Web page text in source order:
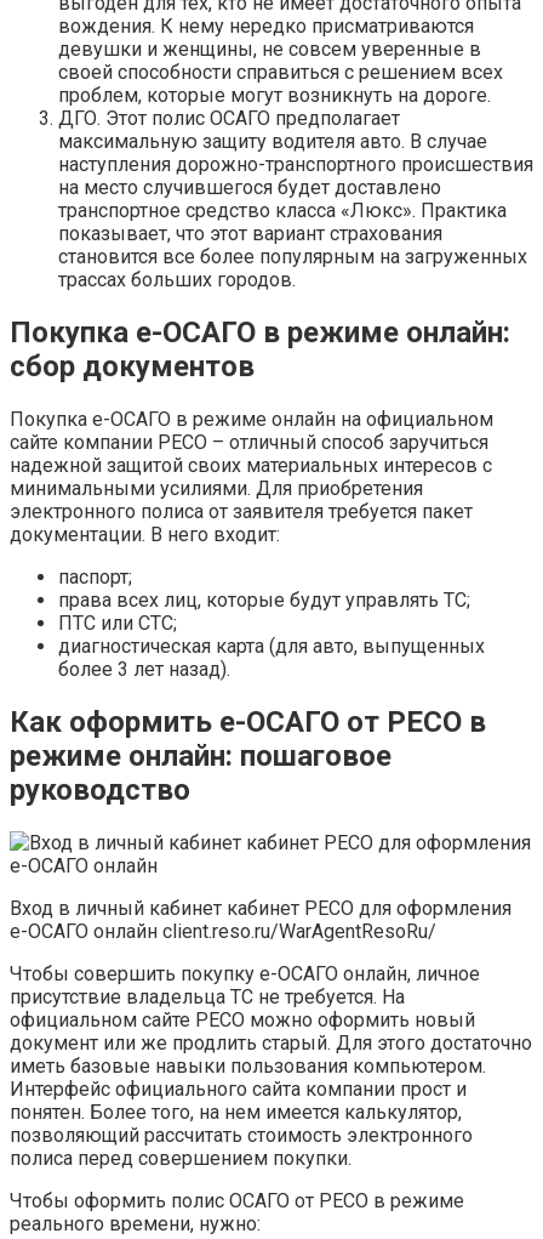
вождения. К нему нередко присматриваются
девушки и женщины, не совсем уверенные в
своей способности справиться с решением всех
проблем, которые могут возникнуть на дороге.
ДГО. Этот полис ОСАГО предполагает
максимальную защиту водителя авто. В случае
наступления дорожно-транспортного происшествия
на место случившегося будет доставлено
транспортное средство класса «Люкс». Практика
показывает, что этот вариант страхования
становится все более популярным на загруженных
трассах больших городов.
Покупка е-ОСАГО в режиме онлайн:
сбор документов
Покупка е-ОСАГО в режиме онлайн на официальном
сайте компании РЕСО – отличный способ заручиться
надежной защитой своих материальных интересов с
минимальными усилиями. Для приобретения
электронного полиса от заявителя требуется пакет
документации. В него входит:
паспорт;
права всех лиц, которые будут управлять ТС;
ПТС или СТС;
диагностическая карта (для авто, выпущенных
более 3 лет назад).
Как оформить е-ОСАГО от РЕСО в
режиме онлайн: пошаговое
руководство
Вход в личный кабинет кабинет РЕСО для оформления
е-ОСАГО онлайн client.reso.ru/WarAgentResoRu/
Чтобы совершить покупку е-ОСАГО онлайн, личное
присутствие владельца ТС не требуется. На
официальном сайте РЕСО можно оформить новый
документ или же продлить старый. Для этого достаточно
иметь базовые навыки пользования компьютером.
Интерфейс официального сайта компании прост и
понятен. Более того, на нем имеется калькулятор,
позволяющий рассчитать стоимость электронного
полиса перед совершением покупки.
Чтобы оформить полис ОСАГО от РЕСО в режиме
реального времени, нужно: